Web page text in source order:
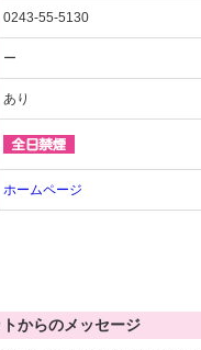
0243-55-5130
ー
あり
ホームページ
からのメッセージ